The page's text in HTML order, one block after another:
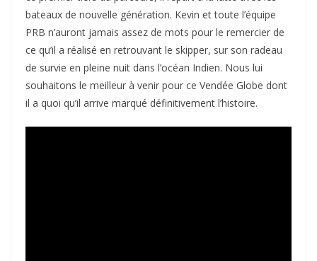
bateaux de nouvelle génération. Kevin et toute l’équipe
PRB n’auront jamais assez de mots pour le remercier de
ce qu’il a réalisé en retrouvant le skipper, sur son radeau
de survie en pleine nuit dans l’océan Indien. Nous lui
souhaitons le meilleur à venir pour ce Vendée Globe dont
il a quoi qu’il arrive marqué définitivement l’histoire.